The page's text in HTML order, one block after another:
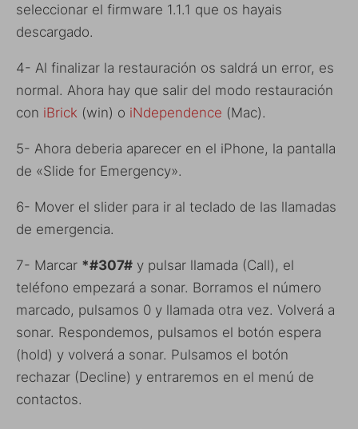
seleccionar el firmware 1.1.1 que os hayais
descargado.
4- Al finalizar la restauración os saldrá un error, es
normal. Ahora hay que salir del modo restauración
con iBrick (win) o iNdependence (Mac).
5- Ahora deberia aparecer en el iPhone, la pantalla
de «Slide for Emergency».
6- Mover el slider para ir al teclado de las llamadas
de emergencia.
7- Marcar *#307# y pulsar llamada (Call), el
teléfono empezará a sonar. Borramos el número
marcado, pulsamos 0 y llamada otra vez. Volverá a
sonar. Respondemos, pulsamos el botón espera
(hold) y volverá a sonar. Pulsamos el botón
rechazar (Decline) y entraremos en el menú de
contactos.